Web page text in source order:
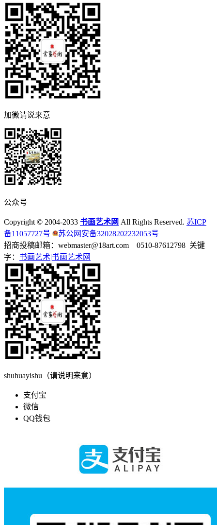
加微请说来意
公众号
Copyright © 2004-2033 书画艺术网 All Rights Reserved. 苏ICP
备11057727号
苏公网安备32028202232053号
招商投稿邮箱：webmaster@18art.com 0510-87612798 关键
字： 书画艺术|书画艺术网
shuhuayishu（请说明来意）
支付宝
微信
QQ钱包